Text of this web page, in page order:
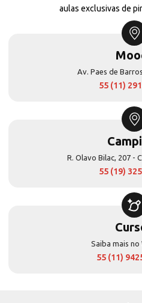
aulas exclusivas de
Av. Paes de
55 (11)
R. Olavo Bilac, 207 -
55 (19)
Saiba mais no
55 (11)